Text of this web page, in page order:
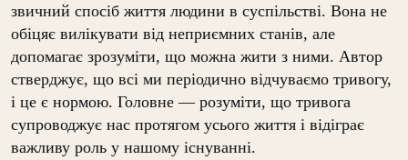
звичний спосіб життя людини в суспільстві. Вона не
обіцяє вилікувати від неприємних станів, але
допомагає зрозуміти, що можна жити з ними. Автор
стверджує, що всі ми періодично відчуваємо тривогу,
і це є нормою. Головне — розуміти, що тривога
супроводжує нас протягом усього життя і відіграє
важливу роль у нашому існуванні.